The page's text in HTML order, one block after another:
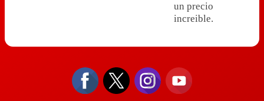
un precio
increible.